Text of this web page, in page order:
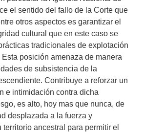
el sentido del fallo de la Corte que
otros aspectos es garantizar el
cultural que en este caso se
tradicionales de explotación
posición amenaza de manera
de subsistencia de la
Contribuye a reforzar un
e intimidación contra dicha
es alto, hoy mas que nunca, de
desplazada a la fuerza y
ancestral para permitir el